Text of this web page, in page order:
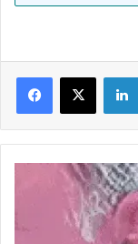
Facebook
X